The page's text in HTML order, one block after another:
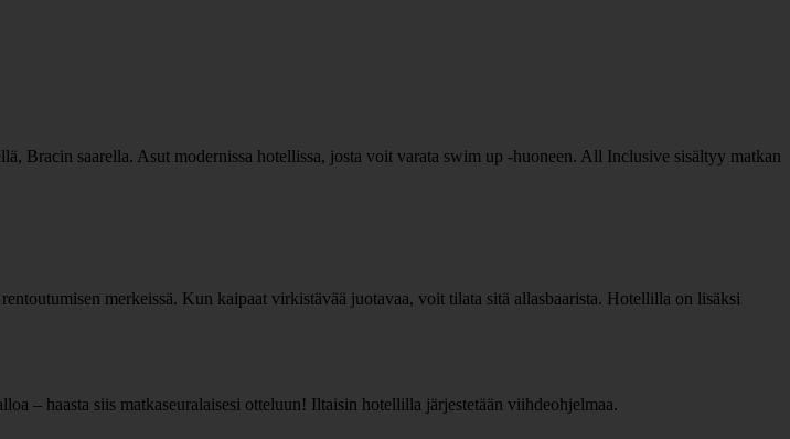
Bracin saarella. Asut modernissa hotellissa, josta voit varata swim up -huoneen. All Inclusive sisältyy matkan
merkeissä. Kun kaipaat virkistävää juotavaa, voit tilata sitä allasbaarista. Hotellilla on lisäksi
– haasta siis matkaseuralaisesi otteluun! Iltaisin hotellilla järjestetään viihdeohjelmaa.